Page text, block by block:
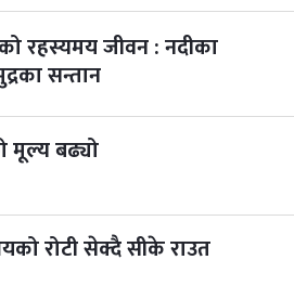
2027
७ महिना बाँकी
रहस्यमय जीवन : नदीका
सन्तान
मूल्य बढ्यो
रोटी सेक्दै सीके राउत